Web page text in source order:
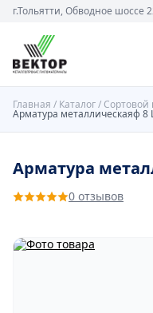
г.Тольятти, Обводное шоссе
Главная / Каталог/ Сортовой
Арматура металлическаяф 8
Арматура
0 отзывов